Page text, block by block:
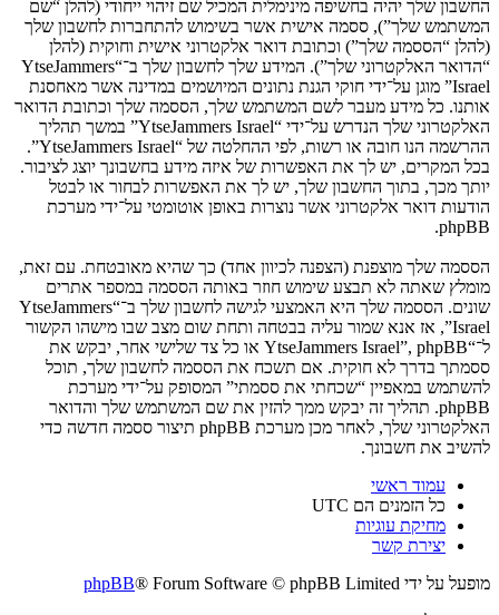
החשבון שלך יהיה בחשיפה מינימלית המכיל שם זיהוי ייחודי (להלן “שם
המשתמש שלך”), ססמה אישית אשר בשימוש להתחברות לחשבון שלך
(להלן “הססמה שלך”) וכתובת דואר אלקטרוני אישית וחוקית (להלן
“הדואר האלקטרוני שלך”). המידע שלך לחשבון שלך ב־“YtseJammers
Israel” מוגן על־ידי חוקי הגנת נתונים המיושמים במדינה אשר מאחסנת
אותנו. כל מידע מעבר לשם המשתמש שלך, הססמה שלך וכתובת הדואר
האלקטרוני שלך הנדרש על־ידי “YtseJammers Israel” במשך תהליך
ההרשמה הנו חובה או רשות, לפי ההחלטה של “YtseJammers Israel”.
בכל המקרים, יש לך את האפשרות של איזה מידע בחשבונך יוצג לציבור.
יותך מכך, בתוך החשבון שלך, יש לך את האפשרות לבחור או לבטל
הודעות דואר אלקטרוני אשר נוצרות באופן אוטומטי על־ידי מערכת
phpBB.
הססמה שלך מוצפנת (הצפנה לכיוון אחד) כך שהיא מאובטחת. עם זאת,
מומלץ שאתה לא תבצע שימוש חוזר באותה הססמה במספר אתרים
שונים. הססמה שלך היא האמצעי לגישה לחשבון שלך ב־“YtseJammers
Israel”, אז אנא שמור עליה בבטחה ותחת שום מצב שבו מישהו הקשור
ל־“YtseJammers Israel”, phpBB או כל צד שלישי אחר, יבקש את
ססמתך בדרך לא חוקית. אם תשכח את הססמה לחשבון שלך, תוכל
להשתמש במאפיין “שכחתי את ססמתי” המסופק על־ידי מערכת
phpBB. תהליך זה יבקש ממך להזין את שם המשתמש שלך והדואר
האלקטרוני שלך, לאחר מכן מערכת phpBB תיצור ססמה חדשה כדי
להשיב את חשבונך.
עמוד ראשי
כל הזמנים הם UTC
מחיקת עוגיות
יצירת קשר
מופעל על ידי
phpBB® Forum Software © phpBB Limited